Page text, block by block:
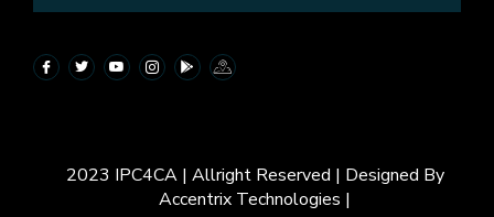
2023 IPC4CA | Allright Reserved | Designed By
Accentrix Technologies |